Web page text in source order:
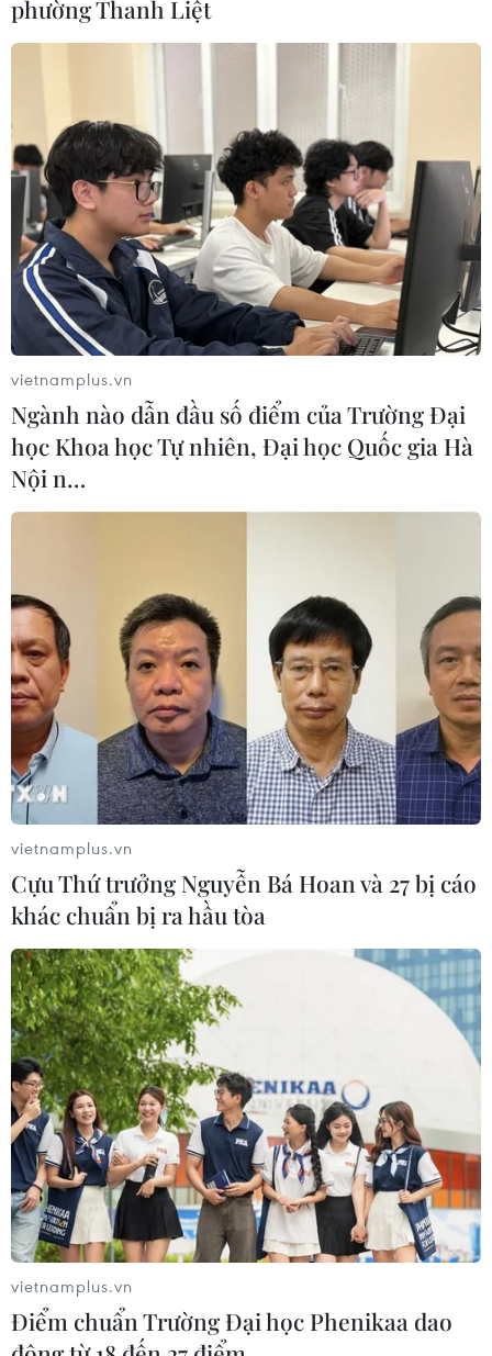
phường Thanh Liệt
vietnamplus.vn
Ngành nào dẫn đầu số điểm của Trường Đại
học Khoa học Tự nhiên, Đại học Quốc gia Hà
Nội n…
vietnamplus.vn
Cựu Thứ trưởng Nguyễn Bá Hoan và 27 bị cáo
khác chuẩn bị ra hầu tòa
vietnamplus.vn
Điểm chuẩn Trường Đại học Phenikaa dao